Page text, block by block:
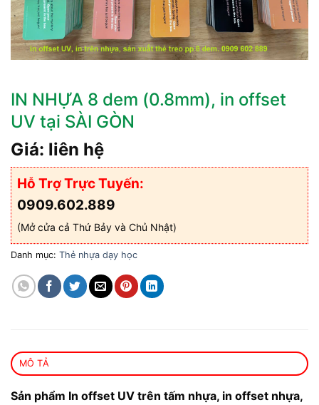
IN NHỰA 8 dem (0.8mm), in offset
UV tại SÀI GÒN
Giá: liên hệ
Hỗ Trợ Trực Tuyến:
0909.602.889
(Mở cửa cả Thứ Bảy và Chủ Nhật)
Danh mục: Thẻ nhựa dạy học
MÔ TẢ
Sản phẩm In offset UV trên tấm nhựa, in offset nhựa,